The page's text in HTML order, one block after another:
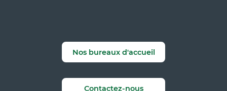
Nos bureaux d'accueil
Contactez-nous